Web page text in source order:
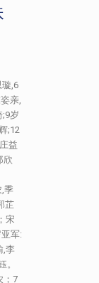
,6
亲,
;9岁
;12
益
欣
季
芷
宋
军:
,李
。
；7